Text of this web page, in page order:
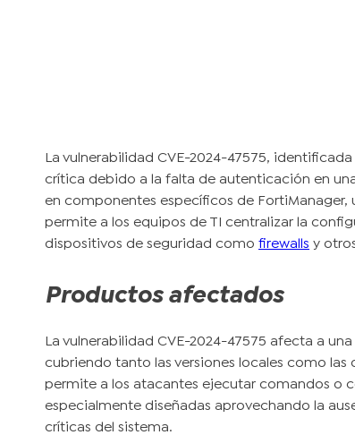
La vulnerabilidad CVE-2024-47575,
crítica debido a la falta de autenticación en
en componentes específicos de
permite a los equipos de TI centralizar la
dispositivos de seguridad como firewalls y
Productos afectados
La vulnerabilidad CVE-2024-47575 afecta a
cubriendo tanto las versiones locales como
permite a los atacantes ejecutar comandos o
especialmente diseñadas aprovechando la
críticas del sistema.